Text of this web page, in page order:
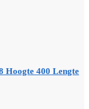
Hoogte 400 Lengte